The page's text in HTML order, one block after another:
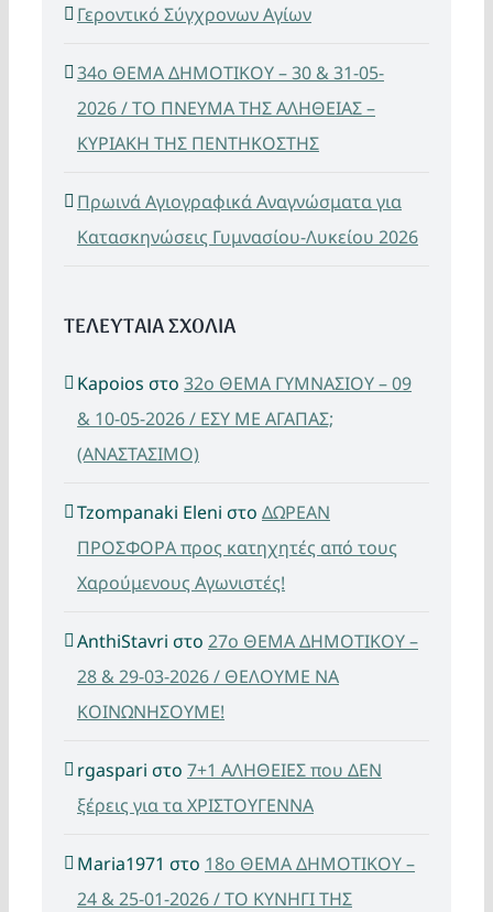
Γεροντικό Σύγχρονων Αγίων
34ο ΘΕΜΑ ΔΗΜΟΤΙΚΟΥ – 30 & 31-05-
2026 / ΤΟ ΠΝΕΥΜΑ ΤΗΣ ΑΛΗΘΕΙΑΣ –
ΚΥΡΙΑΚΗ ΤΗΣ ΠΕΝΤΗΚΟΣΤΗΣ
Πρωινά Αγιογραφικά Αναγνώσματα για
Κατασκηνώσεις Γυμνασίου-Λυκείου 2026
ΤΕΛΕΥΤΑΙΑ ΣΧΟΛΙΑ
Kapoios στο 32ο ΘΕΜΑ ΓΥΜΝΑΣΙΟΥ – 09
& 10-05-2026 / ΕΣΥ ΜΕ ΑΓΑΠΑΣ;
(ΑΝΑΣΤΑΣΙΜΟ)
Tzompanaki Eleni στο ΔΩΡΕΑΝ
ΠΡΟΣΦΟΡΑ προς κατηχητές από τους
Χαρούμενους Αγωνιστές!
AnthiStavri στο 27ο ΘΕΜΑ ΔΗΜΟΤΙΚΟΥ –
28 & 29-03-2026 / ΘΕΛΟΥΜΕ ΝΑ
ΚΟΙΝΩΝΗΣΟΥΜΕ!
rgaspari στο 7+1 ΑΛΗΘΕΙΕΣ που ΔΕΝ
ξέρεις για τα ΧΡΙΣΤΟΥΓΕΝΝΑ
Maria1971 στο 18ο ΘΕΜΑ ΔΗΜΟΤΙΚΟΥ –
24 & 25-01-2026 / ΤΟ ΚΥΝΗΓΙ ΤΗΣ